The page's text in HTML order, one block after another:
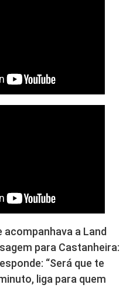
acompanhava a Land
para Castanheira:
“Será que te
liga para quem